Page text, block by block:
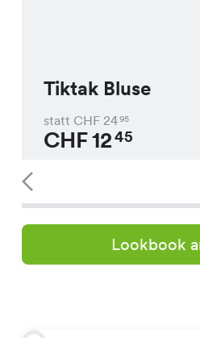
Tiktak Bluse
statt CHF 2495
CHF1245
Lookbook